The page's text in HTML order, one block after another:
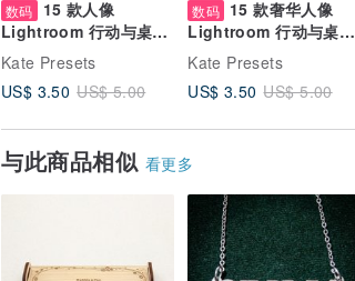
数码
15 款人像
Lightroom 行动与桌上
型电脑默认集 婚礼默认
集
Kate Presets
US$ 3.50 US$ 5.00
数码 15 款奢华人像
Lightroom 行动与桌上
型电脑默认滤镜｜婚礼
明亮之美
Kate Presets
US$ 3.50 US$ 5.00
与此商品相似 看更多